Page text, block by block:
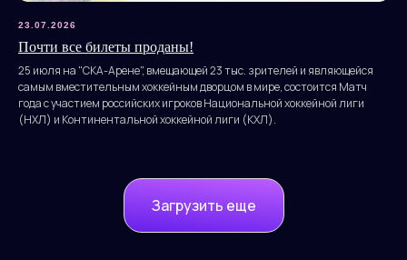
23.07.2026
Почти все билеты проданы!
25 июля на "СКА-Арене", вмещающей 23 тыс. зрителей и являющейся
самым вместительным хоккейным дворцом в мире, состоится Матч
года с участием российских игроков Национальной хоккейной лиги
(НХЛ) и Континентальной хоккейной лиги (КХЛ).
Загрузить еще